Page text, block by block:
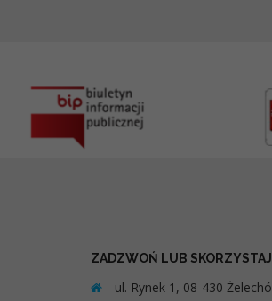
ZADZWOŃ LUB
ul. Rynek 1, 08-430